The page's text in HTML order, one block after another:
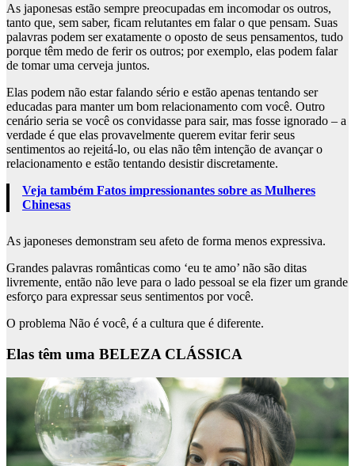
As japonesas estão sempre preocupadas em incomodar os outros,
tanto que, sem saber, ficam relutantes em falar o que pensam. Suas
palavras podem ser exatamente o oposto de seus pensamentos, tudo
porque têm medo de ferir os outros; por exemplo, elas podem falar
de tomar uma cerveja juntos.
Elas podem não estar falando sério e estão apenas tentando ser
educadas para manter um bom relacionamento com você. Outro
cenário seria se você os convidasse para sair, mas fosse ignorado – a
verdade é que elas provavelmente querem evitar ferir seus
sentimentos ao rejeitá-lo, ou elas não têm intenção de avançar o
relacionamento e estão tentando desistir discretamente.
Veja também Fatos impressionantes sobre as Mulheres
Chinesas
As japoneses demonstram seu afeto de forma menos expressiva.
Grandes palavras românticas como ‘eu te amo’ não são ditas
livremente, então não leve para o lado pessoal se ela fizer um grande
esforço para expressar seus sentimentos por você.
O problema Não é você, é a cultura que é diferente.
Elas têm uma BELEZA CLÁSSICA